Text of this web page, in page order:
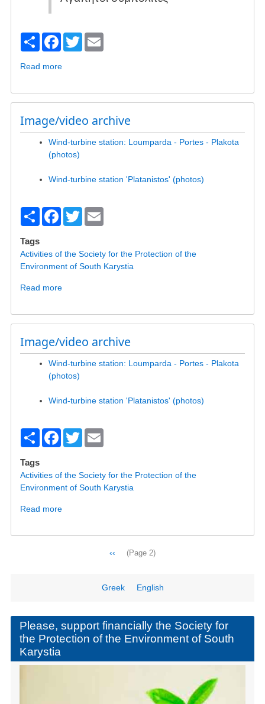
S
h
e
F
e
b
o
o
k
T
er
E
Read moreabout
ενέργεια
σε
μικρή
Image/video archive
Wind-turbine station: Loumparda - Portes - Plakota
(photos)
Wind-turbine station 'Platanistos' (photos)
S
ar
e
F
c
e
b
o
o
k
T
tt
er
E
ail
Tags
Activities of the Society for the Protection of the
Environment of South Karystia
Read moreabout
archive
Image/video archive
Wind-turbine station: Loumparda - Portes - Plakota
(photos)
Wind-turbine station 'Platanistos' (photos)
S
ar
e
F
c
e
b
o
T
tt
er
E
ail
Tags
Activities of the Society for the Protection of the
Environment of South Karystia
Read moreabout
archive
Previous
‹‹ (Page 2)
Greek English
Please, support financially the Society for
the Protection of the Environment of South
Karystia